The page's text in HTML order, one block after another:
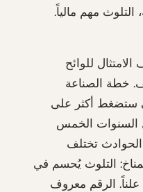
مهم مالياً.
للوائح
خطة الصناعة
ستضغط أكثر على
السنوات الخمس
تختلف
التلوث يُحسم في
علناً. الرقم معروف